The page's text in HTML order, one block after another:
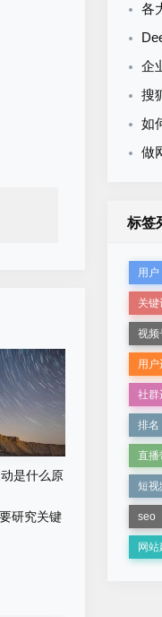
是什么原
各大
企
搜
如
做
标签
用户
关键
视频
用户
社群
排名
直播
短视
seo
网